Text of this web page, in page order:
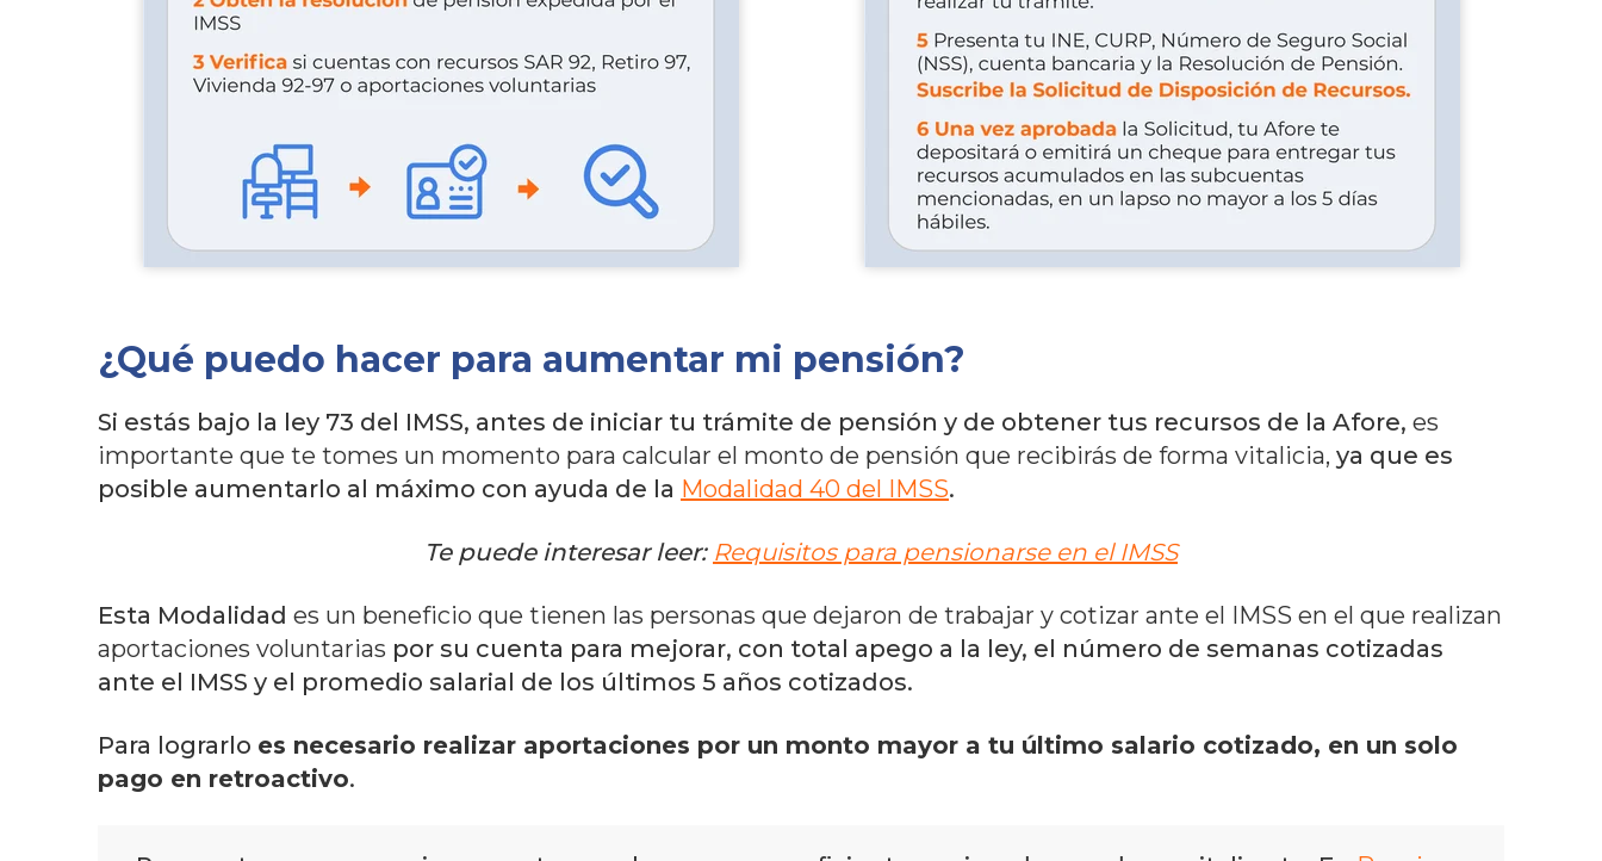
¿Qué puedo hacer para aumentar mi pensión?
Si estás bajo la ley 73 del IMSS, antes de iniciar tu trámite de pensión y de obtener tus recursos de la Afore, es
importante que te tomes un momento para calcular el monto de pensión que recibirás de forma vitalicia, ya que es
posible aumentarlo al máximo con ayuda de la Modalidad 40 del IMSS.
Te puede interesar leer: Requisitos para pensionarse en el IMSS
Esta Modalidad es un beneficio que tienen las personas que dejaron de trabajar y cotizar ante el IMSS en el que realizan
aportaciones voluntarias por su cuenta para mejorar, con total apego a la ley, el número de semanas cotizadas
ante el IMSS y el promedio salarial de los últimos 5 años cotizados.
Para lograrlo es necesario realizar aportaciones por un monto mayor a tu último salario cotizado, en un solo
pago en retroactivo.